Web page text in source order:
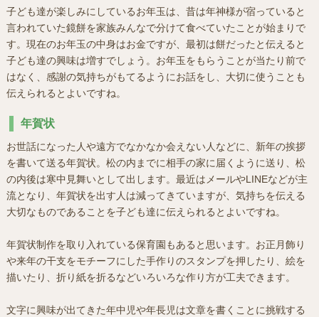
子ども達が楽しみにしているお年玉は、昔は年神様が宿っていると
言われていた鏡餅を家族みんなで分けて食べていたことが始まりで
す。現在のお年玉の中身はお金ですが、最初は餅だったと伝えると
子ども達の興味は増すでしょう。お年玉をもらうことが当たり前で
はなく、感謝の気持ちがもてるようにお話をし、大切に使うことも
伝えられるとよいですね。
年賀状
お世話になった人や遠方でなかなか会えない人などに、新年の挨拶
を書いて送る年賀状。松の内までに相手の家に届くように送り、松
の内後は寒中見舞いとして出します。最近はメールやLINEなどが主
流となり、年賀状を出す人は減ってきていますが、気持ちを伝える
大切なものであることを子ども達に伝えられるとよいですね。
年賀状制作を取り入れている保育園もあると思います。お正月飾り
や来年の干支をモチーフにした手作りのスタンプを押したり、絵を
描いたり、折り紙を折るなどいろいろな作り方が工夫できます。
文字に興味が出てきた年中児や年長児は文章を書くことに挑戦する